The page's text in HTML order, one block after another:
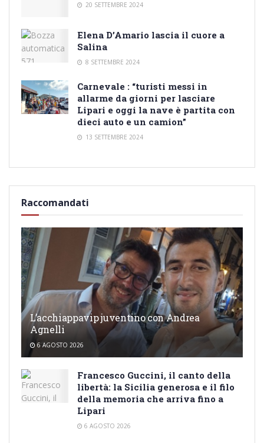
20 SETTEMBRE 2024
Elena D’Amario lascia il cuore a
Salina
8 SETTEMBRE 2024
Carnevale : “turisti messi in
allarme da giorni per lasciare
Lipari e oggi la nave è partita con
dieci auto e un camion”
13 SETTEMBRE 2024
Raccomandati
L’acchiappavip juventino con Andrea
Agnelli
6 AGOSTO 2026
Francesco Guccini, il canto della
libertà: la Sicilia generosa e il filo
della memoria che arriva fino a
Lipari
6 AGOSTO 2026